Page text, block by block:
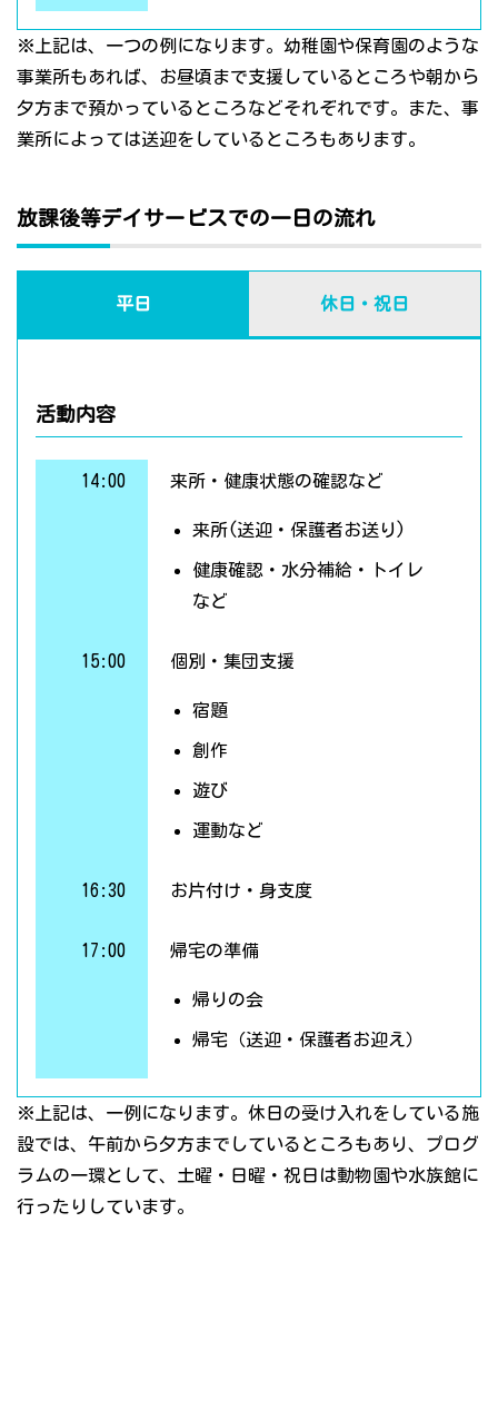
※上記は、一つの例になります。幼稚園や保育園のような
事業所もあれば、お昼頃まで支援しているところや朝から
夕方まで預かっているところなどそれぞれです。また、事
業所によっては送迎をしているところもあります。
放課後等デイサービスでの一日の流れ
平日 休日・祝日
活動内容
14:00 来所・健康状態の確認など
来所(送迎・保護者お送り)
健康確認・水分補給・トイレ
など
15:00 個別・集団支援
宿題
創作
遊び
運動など
16:30 お片付け・身支度
17:00 帰宅の準備
帰りの会
帰宅（送迎・保護者お迎え）
※上記は、一例になります。休日の受け入れをしている施
設では、午前から夕方までしているところもあり、プログ
ラムの一環として、土曜・日曜・祝日は動物園や水族館に
行ったりしています。